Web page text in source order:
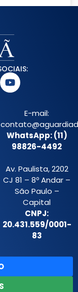
E-mail:
WhatsApp: (11)
98826-4492
Av. Paulista, 2202
CJ 81 – 8º Andar –
São Paulo –
Capital
CNPJ:
20.431.559/0001-
83